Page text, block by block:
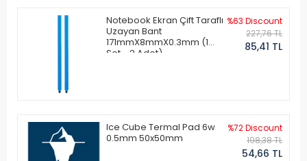
Notebook Ekran Çift Taraflı
Uzayan Bant
171mmX8mmX0.3mm (1
Set - 2 Adet)
%63 Discount
227,76 TL
85,41 TL
Ice Cube Termal Pad 6w
0.5mm 50x50mm
%72 Discount
198,38 TL
54,66 TL